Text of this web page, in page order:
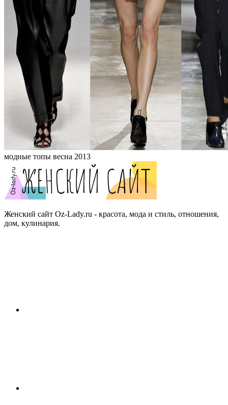
модные топы весна 2013
Женский сайт Oz-Lady.ru - красота, мода и стиль, отношения,
дом, кулинария.